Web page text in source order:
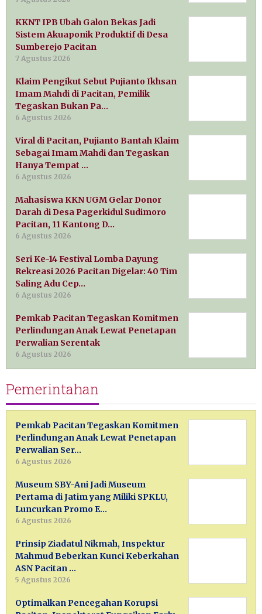
KKNT IPB Ubah Galon Bekas Jadi
Sistem Akuaponik Produktif di Desa
Sumberejo Pacitan
7 Agustus 2026
Klaim Pengikut Sebut Pujianto Ikhsan
Imam Mahdi di Pacitan, Pemilik
Tegaskan Bukan Pa…
6 Agustus 2026
Viral di Pacitan, Pujianto Bantah Klaim
Sebagai Imam Mahdi dan Tegaskan
Hanya Tempat …
6 Agustus 2026
Mahasiswa KKN UGM Gelar Donor
Darah di Desa Pagerkidul Sudimoro
Pacitan, 11 Kantong D…
6 Agustus 2026
Seri Ke-14 Festival Lomba Dayung
Rekreasi 2026 Pacitan Digelar: 40 Tim
Saling Adu Cep…
6 Agustus 2026
Pemkab Pacitan Tegaskan Komitmen
Perlindungan Anak Lewat Penetapan
Perwalian Serentak
6 Agustus 2026
Pemerintahan
Pemkab Pacitan Tegaskan Komitmen
Perlindungan Anak Lewat Penetapan
Perwalian Ser…
6 Agustus 2026
Museum SBY-Ani Jadi Museum
Pertama di Jatim yang Miliki SPKLU,
Luncurkan Promo E…
6 Agustus 2026
Prinsip Ziadatul Nikmah, Inspektur
Mahmud Beberkan Kunci Keberkahan
ASN Pacitan …
5 Agustus 2026
Optimalkan Pencegahan Korupsi